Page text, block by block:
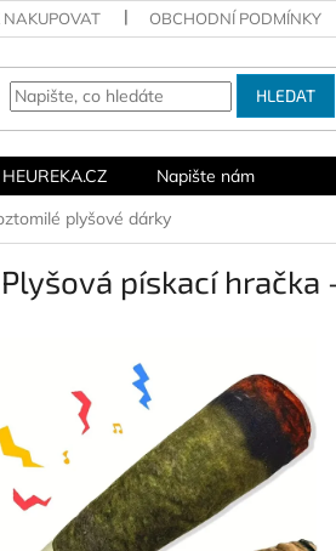
NAKUPOVAT OBCHODNÍ PODMÍNKY
HLEDAT
Napište nám
plyšové dárky
Plyšová pískací